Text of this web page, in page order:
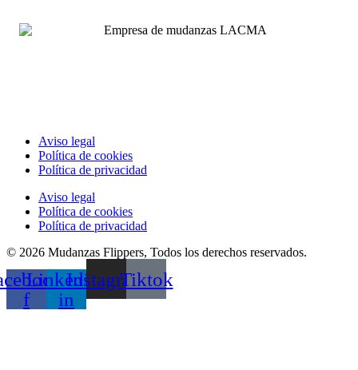
Aviso legal
Política de cookies
Política de privacidad
Aviso legal
Política de cookies
Política de privacidad
© 2026 Mudanzas Flippers, Todos los derechos reservados.
f
Linkedin-
in
InstagramTiktok